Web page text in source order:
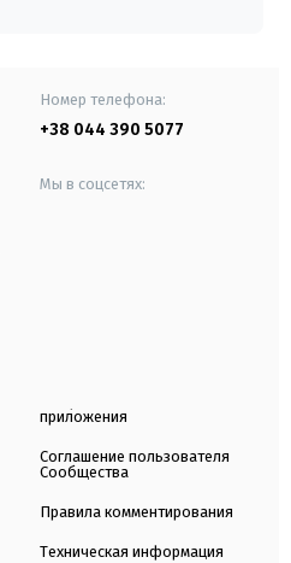
Номер телефона:
+38 044 390 5077
Мы в соцсетях:
приложения
Соглашение пользователя
Сообщества
Правила комментирования
Техническая информация